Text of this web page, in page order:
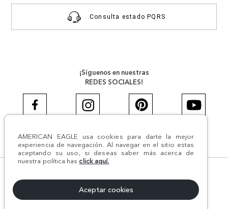
AMERICAN EAGLE usa cookies para darte la mejor
experiencia de navegación. Al navegar en el sitio estas
aceptando su uso, si deseas saber más acerca de
nuestra política has click aquí.
Aceptar cookies
Consulta estado PQRS
¡Síguenos en nuestras
REDES SOCIALES!
#AEJEANS #AerieREALCOL
NIT:800.069.933-6 | CII 14 #52A - 370 | Medellín, Colombia